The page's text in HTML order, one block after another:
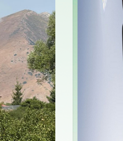
E SAPORI DEL TERRITORIO